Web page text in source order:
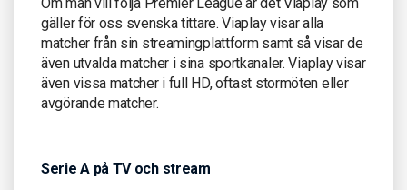
gäller för oss svenska tittare. Viaplay visar alla
matcher från sin streamingplattform samt så visar de
även utvalda matcher i sina sportkanaler. Viaplay visar
även vissa matcher i full HD, oftast stormöten eller
avgörande matcher.
Serie A på TV och stream